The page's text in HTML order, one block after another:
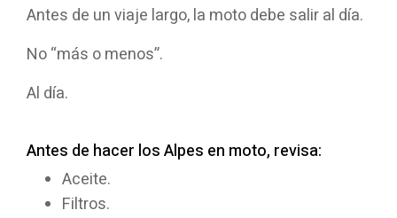
Antes de un viaje largo, la moto debe salir al día.
No “más o menos”.
Al día.
Antes de hacer los Alpes en moto, revisa:
Aceite.
Filtros.